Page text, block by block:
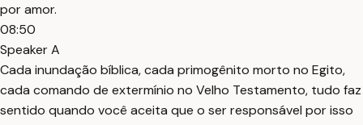
por amor.
08:50
Speaker A
Cada inundação bíblica, cada primogênito morto no Egito,
cada comando de extermínio no Velho Testamento, tudo faz
sentido quando você aceita que o ser responsável por isso